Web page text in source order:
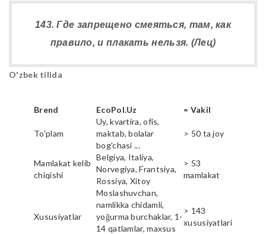
143. Где запрещено смеяться, там, как
правило, и плакать нельзя. (Лец)
O'zbek tilida
Brend EcoPol.Uz = Vakil
To'plam
Uy, kvartira, ofis,
maktab, bolalar
bog'chasi ...
> 50 ta joy
Mamlakat kelib
chiqishi
Belgiya, Italiya,
Norvegiya, Frantsiya,
Rossiya, Xitoy
> 53
mamlakat
Xususiyatlar
Moslashuvchan,
namlikka chidamli,
yoğurma burchaklar, 1-
14 qatlamlar, maxsus
> 143
xususiyatlari